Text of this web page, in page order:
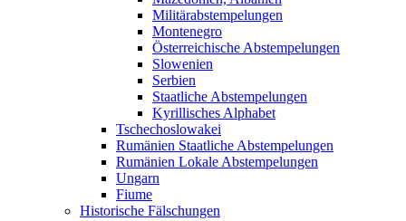
Militärabstempelungen
Montenegro
Österreichische Abstempelungen
Slowenien
Serbien
Staatliche Abstempelungen
Kyrillisches Alphabet
Tschechoslowakei
Rumänien Staatliche Abstempelungen
Rumänien Lokale Abstempelungen
Ungarn
Fiume
Historische Fälschungen